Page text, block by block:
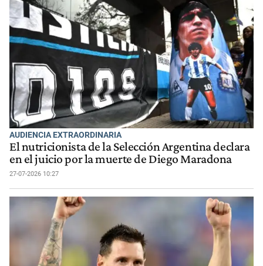
AUDIENCIA EXTRAORDINARIA
El nutricionista de la Selección Argentina declara
en el juicio por la muerte de Diego Maradona
27-07-2026 10:27